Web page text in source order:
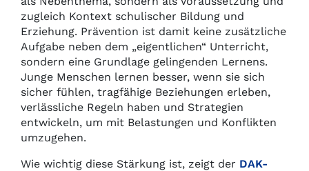
zugleich Kontext schulischer Bildung und
Erziehung. Prävention ist damit keine zusätzliche
Aufgabe neben dem „eigentlichen“ Unterricht,
sondern eine Grundlage gelingenden Lernens.
Junge Menschen lernen besser, wenn sie sich
sicher fühlen, tragfähige Beziehungen erleben,
verlässliche Regeln haben und Strategien
entwickeln, um mit Belastungen und Konflikten
umzugehen.
Wie wichtig diese Stärkung ist, zeigt der DAK-